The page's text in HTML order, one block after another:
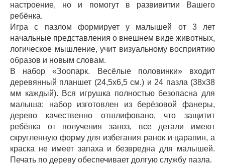
настроение, но и помогут в развивитии Вашего
ребёнка.
Игра с пазлом формирует у малышей от 3 лет
начальные представления о внешнем виде животных,
логическое мышление, учит визуальному восприятию
образов и новым словам.
В набор «Зоопарк. Весёлые половинки» входит
деревянный планшет (24,5х6,5 см.) и 24 пазла (38х38
мм каждый). Вся игрушка полностью безопасна для
малыша: набор изготовлен из берёзовой фанеры,
дерево качественно отшлифовано, что защитит
ребёнка от получения заноз, все детали имеют
скругленную форму для избегания ранок и царапин, а
краска не имеет запаха и безвредна для малышей.
Печать по дереву обеспечивает долгую службу пазла.